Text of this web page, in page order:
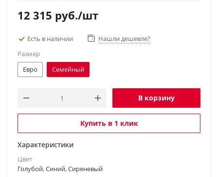
12 315 руб./шт
Есть в наличии
Нашли дешевле?
Размер
Евро
Семейный
В корзину
Купить в 1 клик
Характеристики
Цвет
Голубой, Синий, Сиреневый